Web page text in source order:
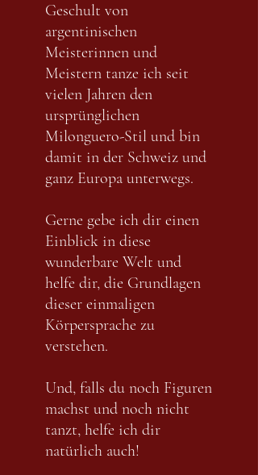
Geschult von
argentinischen
Meisterinnen und
Meistern tanze ich seit
vielen Jahren den
ursprünglichen
Milonguero-Stil und bin
damit in der Schweiz und
ganz Europa unterwegs.
Gerne gebe ich dir einen
Einblick in diese
wunderbare Welt und
helfe dir, die Grundlagen
dieser einmaligen
Körpersprache zu
verstehen.
Und, falls du noch Figuren
machst und noch nicht
tanzt, helfe ich dir
natürlich auch!